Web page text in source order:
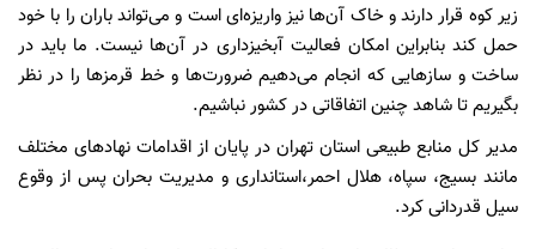
زیر کوه قرار دارند و خاک آن‌ها نیز واریزه‌ای است و می‌تواند باران را با خود
حمل کند بنابراین امکان فعالیت آبخیزداری در آن‌ها نیست. ما باید در
ساخت و سازهایی که انجام می‌دهیم ضرورت‌ها و خط قرمزها را در نظر
بگیریم تا شاهد چنین اتفاقاتی در کشور نباشیم.
مدیر کل منابع طبیعی استان تهران در پایان از اقدامات نهادهای مختلف
مانند بسیج، سپاه، هلال احمر،استانداری و مدیریت بحران پس از وقوع
سیل قدردانی کرد.